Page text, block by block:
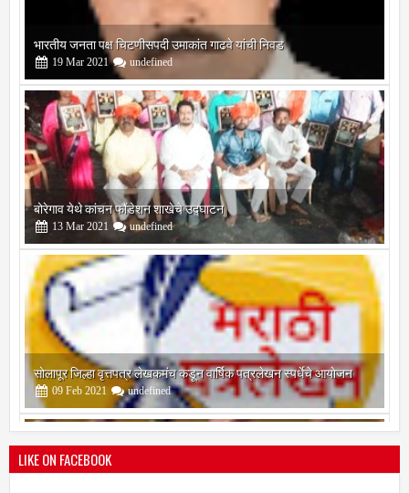
बोरेगाव येथे कांचन फौंडेशन शाखेचे उद्घाटन
13 Mar 2021 undefined
सोलापूर जिल्हा वृत्तपत्र लेखकमंच कडून वार्षिक पत्रलेखन स्पर्धेचे आयोजन
09 Feb 2021 undefined
श्री मल्लिकार्जुन प्रशालेकडून उमाकांत गाढवे यांचा सत्कार
25 Mar 2021 undefined
LIKE ON FACEBOOK